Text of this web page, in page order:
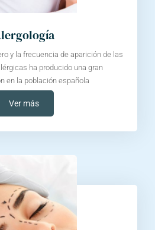
y la frecuencia de aparición de las
ha producido una gran
en la población española
Ver más